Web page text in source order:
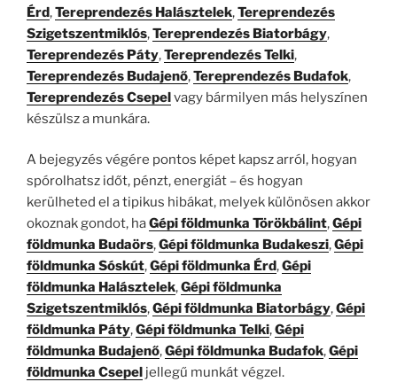
Érd,Tereprendezés Halásztelek,Tereprendezés
Szigetszentmiklós,Tereprendezés Biatorbágy,
Tereprendezés Páty,Tereprendezés Telki,
Tereprendezés Budajenő,Tereprendezés Budafok,
Tereprendezés Csepelvagy bármilyen más helyszínen
készülsz a munkára.
A bejegyzés végére pontos képet kapsz arról, hogyan
spórolhatsz időt, pénzt, energiát – és hogyan
kerülheted el a tipikus hibákat, melyek különösen akkor
okoznak gondot, haGépi földmunka Törökbálint,Gépi
földmunka Budaörs,Gépi földmunka Budakeszi,Gépi
földmunka Sóskút,Gépi földmunka Érd,Gépi
földmunka Halásztelek,Gépi földmunka
Szigetszentmiklós,Gépi földmunka Biatorbágy,Gépi
földmunka Páty,Gépi földmunka Telki,Gépi
földmunka Budajenő,Gépi földmunka Budafok,Gépi
földmunka Csepel jellegű munkát végzel.